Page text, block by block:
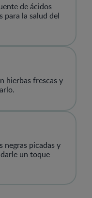
de ácidos
para la salud del
hierbas frescas y
negras picadas y
un toque